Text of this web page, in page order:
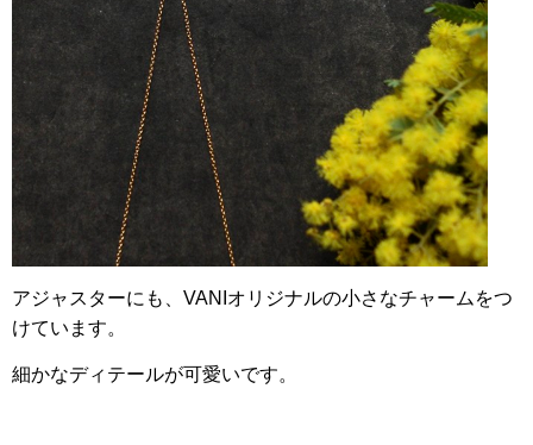
アジャスターにも、VANIオリジナルの小さなチャームをつ
けています。
細かなディテールが可愛いです。